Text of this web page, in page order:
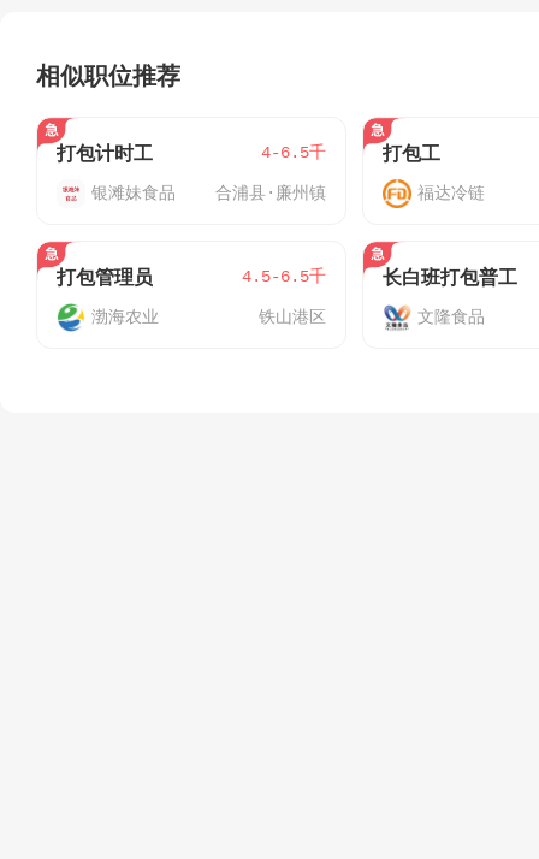
相似职位推荐
打包计时工 4-6.5千
银滩妹食品 合浦县·廉州镇
打包工
福达冷链
打包管理员 4.5-6.5千
渤海农业 铁山港区
长白班打包普工
文隆食品